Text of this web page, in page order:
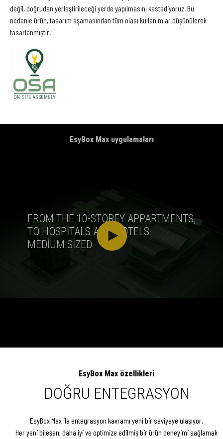
değil, doğrudan yerleştirileceği yerde yapılmasını kastediyoruz. Bu
nedenle ürün, tasarım aşamasından tüm olası kullanımlar düşünülerek
tasarlanmıştır.
EsyBox Max uygulamaları
FROM THE 10-STOREY APPARTMENTS,
TO HOSPITALS AND HOTELS
MEDIUM SIZED
EsyBox Max özellikleri
DOĞRU ENTEGRASYON
EsyBox Max ile entegrasyon kavramı yeni bir seviyeye ulaşıyor.
Her yeni bileşen, daha iyi ve optimize edilmiş bir ürün deneyimi sağlamak